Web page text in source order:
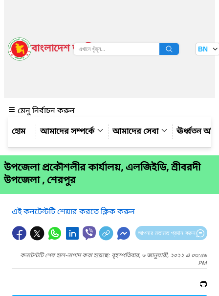
বাংলাদেশ জাতীয় তথ্য বাতায়ন BN
মেনু নির্বাচন করুন
আমাদের সম্পর্কে
আমাদের সেবা ঊর্ধ্বতন
উপজেলা প্রকৌশলীর কার্যালয়, এলজিইডি, শ্রীবরদী
উপজেলা , শেরপুর
এই কনটেন্টটি শেয়ার করতে ক্লিক করুন
আপনার মতামত প্রদান করুন
কনটেন্টটি শেষ হাল-নাগাদ করা হয়েছে: বৃহস্পতিবার, ৬ জানুয়ারী, ২০২২ এ ০৩:৫৬
PM